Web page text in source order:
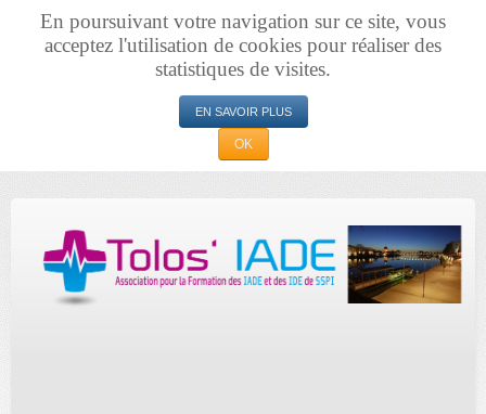
En poursuivant votre navigation sur ce site, vous
acceptez l'utilisation de cookies pour réaliser des
statistiques de visites.
EN SAVOIR PLUS
OK